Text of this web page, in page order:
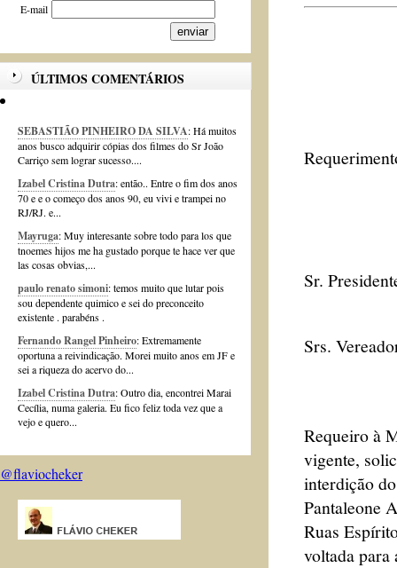
E-mail
ÚLTIMOS COMENTÁRIOS
SEBASTIÃO PINHEIRO DA SILVA: Há muitos
anos busco adquirir cópias dos filmes do Sr João
Carriço sem lograr sucesso....
Izabel Cristina Dutra: então.. Entre o fim dos anos
70 e e o começo dos anos 90, eu vivi e trampei no
RJ/RJ. e...
Mayruga: Muy interesante sobre todo para los que
tnoemes hijos me ha gustado porque te hace ver que
las cosas obvias,...
paulo renato simoni: temos muito que lutar pois
sou dependente quimico e sei do preconceito
existente . parabéns .
Fernando Rangel Pinheiro: Extremamente
oportuna a reivindicação. Morei muito anos em JF e
sei a riqueza do acervo do...
Izabel Cristina Dutra: Outro dia, encontrei Marai
Cecília, numa galeria. Eu fico feliz toda vez que a
vejo e quero...
@flaviocheker
Sr.
Srs.
Requeiro à
vigente,
interdição
Pantaleone
Ruas
voltada para